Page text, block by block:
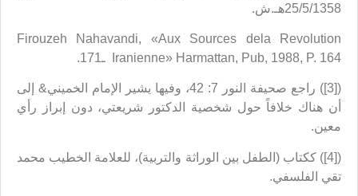
25/5/1358هـ.ش.
Firouzeh Nahavandi, «Aux Sources dela Revolution
Iranienne» Harmattan, Pub, 1988, P. 164 ـ171.
([3]) راجع صحيفة النور 7: 42، وفيها يشير الإمام الخميني& إلى
أن هناك خلافاً حول شخصية الدكتور شريعتي، دون إبراز رأي
معين.
([4]) ككتاب (الطفل بين الوراثة والتربية)، للعلامة الخطيب محمد
تقي الفلسفي.